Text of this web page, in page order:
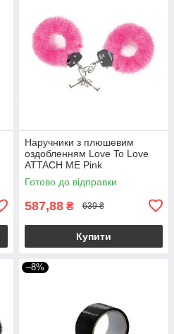
Наручники з плюшевим
оздобленням Love To Love
ATTACH ME Pink
Готово до відправки
587,88 ₴ 639 ₴
Купити
–8%